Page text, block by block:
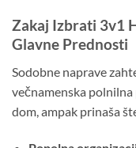
Zakaj Izbrati 3v1
Glavne Prednosti
Sodobne naprave
večnamenska
dom, ampak prinaša